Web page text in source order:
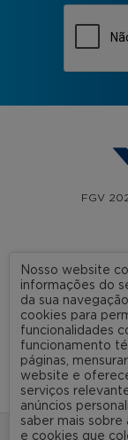
FGV
Nosso website
informações do
da sua
cookies para
funcionalidades
funcionamento
páginas,
website e
serviços
anúncios
saber mais sobre
e cookies que